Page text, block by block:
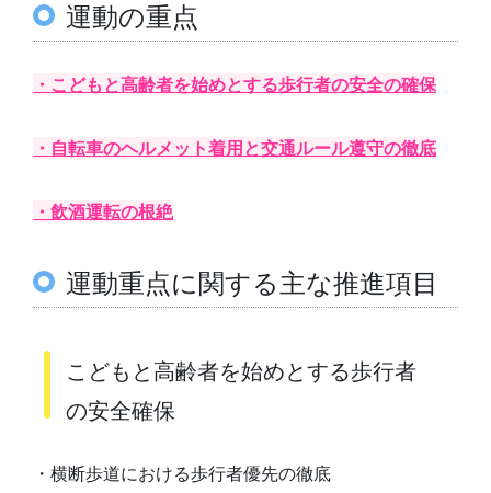
運動の重点
・こどもと高齢者を始めとする歩行者の安全の確保
・自転車のヘルメット着用と交通ルール遵守の徹底
・飲酒運転の根絶
運動重点に関する主な推進項目
こどもと高齢者を始めとする歩行者
の安全確保
・横断歩道における歩行者優先の徹底